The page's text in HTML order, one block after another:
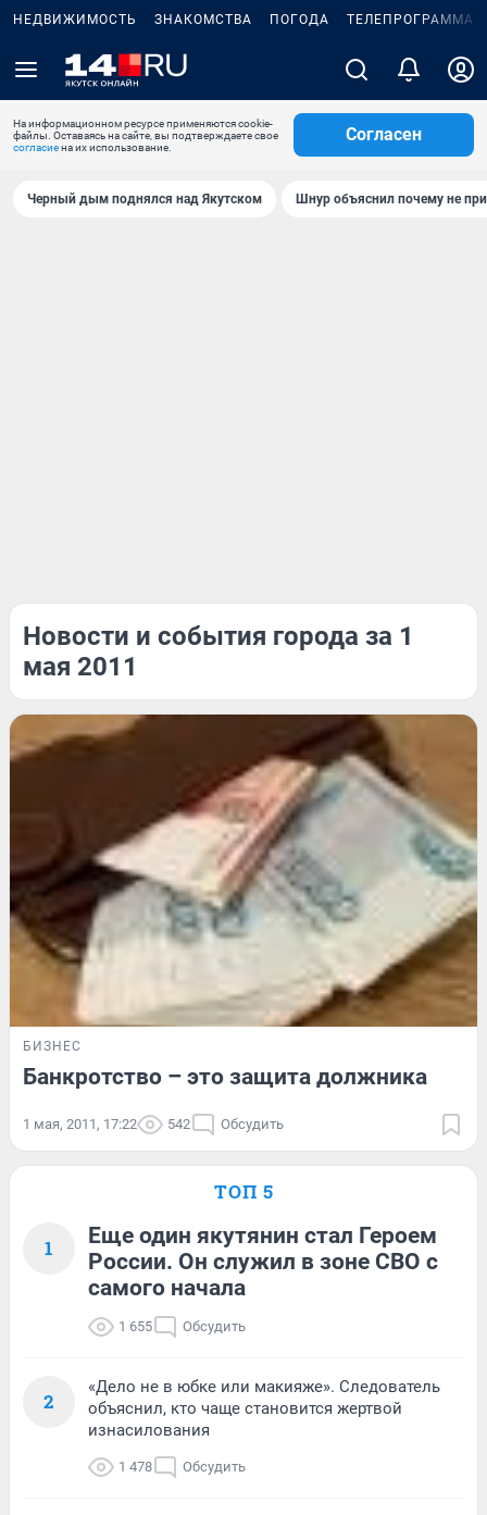
НЕДВИЖИМОСТЬ ЗНАКОМСТВА ПОГОДА ТЕЛЕПРОГРАММА
На информационном ресурсе применяются cookie-
файлы. Оставаясь на сайте, вы подтверждаете свое
согласиена их использование.
Согласен
Черный дым поднялся над Якутском Шнур объяснил почему не
Новости и события города за 1
мая 2011
БИЗНЕС
Банкротство – это защита должника
1 мая, 2011, 17:22 542 Обсудить
ТОП 5
1
Еще один якутянин стал Героем
России. Он служил в зоне СВО с
самого начала
1 655 Обсудить
2
«Дело не в юбке или макияже». Следователь
объяснил, кто чаще становится жертвой
изнасилования
1 478 Обсудить